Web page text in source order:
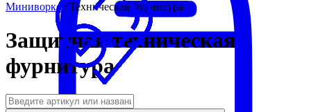
Миниворкс /Техническая фурнитура
Защитная техническая
фурнитура